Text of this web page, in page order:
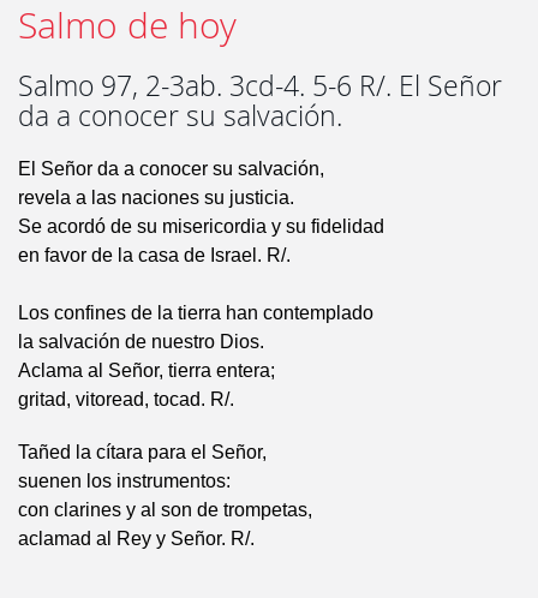
Salmo de hoy
Salmo 97, 2-3ab. 3cd-4. 5-6 R/. El Señor
da a conocer su salvación.
El Señor da a conocer su salvación,
revela a las naciones su justicia.
Se acordó de su misericordia y su fidelidad
en favor de la casa de Israel. R/.
Los confines de la tierra han contemplado
la salvación de nuestro Dios.
Aclama al Señor, tierra entera;
gritad, vitoread, tocad. R/.
Tañed la cítara para el Señor,
suenen los instrumentos:
con clarines y al son de trompetas,
aclamad al Rey y Señor. R/.